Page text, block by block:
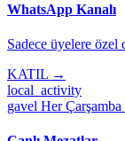
WhatsApp Kanalı
Sadece üyelere
KATIL →
local_activity
gavel Her